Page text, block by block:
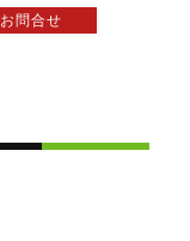
お問合せ